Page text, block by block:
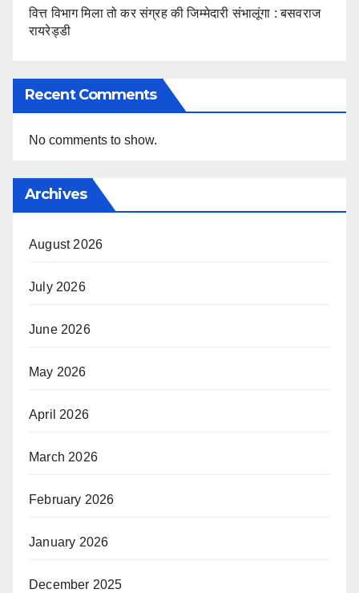
वित्त विभाग मिला तो कर संग्रह की जिम्मेदारी संभालूंगा : बसवराज
रायरेड्डी
Recent Comments
No comments to show.
Archives
August 2026
July 2026
June 2026
May 2026
April 2026
March 2026
February 2026
January 2026
December 2025